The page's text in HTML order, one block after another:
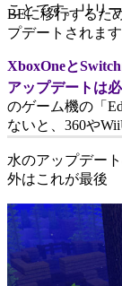
ことです。リリ
BEに移行するた
プデートされます
XboxOneと
アップデートは
のゲーム機の「
ないと、360や
水のアップデー
外はこれが最後